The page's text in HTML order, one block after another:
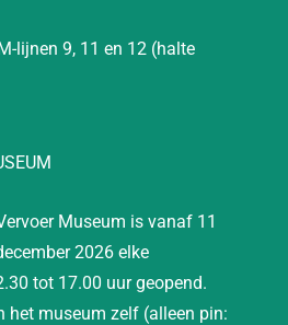
lijnen 9, 11 en 12 (halte
Museum is vanaf 11
2026 elke
tot 17.00 uur geopend.
het museum zelf (alleen pin: